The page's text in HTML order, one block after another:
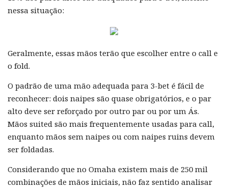
nessa situação:
Geralmente, essas mãos terão que escolher entre o call e
o fold.
O padrão de uma mão adequada para 3-bet é fácil de
reconhecer: dois naipes são quase obrigatórios, e o par
alto deve ser reforçado por outro par ou por um Ás.
Mãos suited são mais frequentemente usadas para call,
enquanto mãos sem naipes ou com naipes ruins devem
ser foldadas.
Considerando que no Omaha existem mais de 250 mil
combinações de mãos iniciais, não faz sentido analisar